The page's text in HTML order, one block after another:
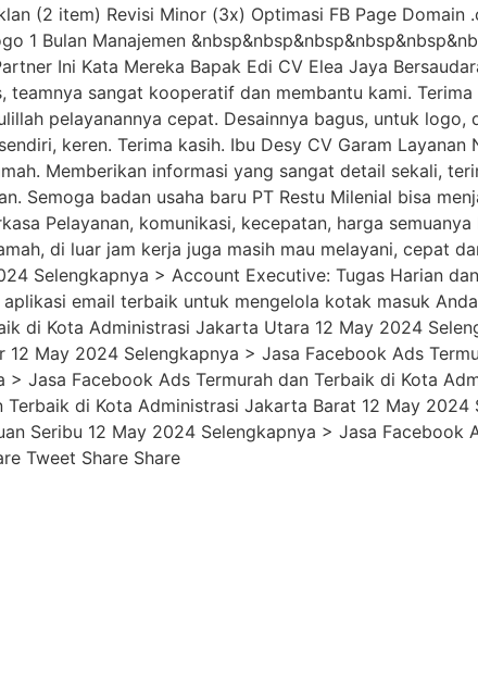
(2 item) Revisi Minor (3x) Optimasi FB Page Domain
1 Bulan Manajemen
Ini Kata Mereka Bapak Edi CV Elea Jaya
sangat kooperatif dan membantu kami.
pelayanannya cepat. Desainnya bagus, untuk logo,
keren. Terima kasih. Ibu Desy CV Garam Layanan
Memberikan informasi yang sangat detail sekali,
Semoga badan usaha baru PT Restu Milenial bisa
Pelayanan, komunikasi, kecepatan, harga
di luar jam kerja juga masih mau melayani, cepat
Selengkapnya > Account Executive: Tugas Harian
email terbaik untuk mengelola kotak masuk
di Kota Administrasi Jakarta Utara 12 May 2024
May 2024 Selengkapnya > Jasa Facebook Ads
Jasa Facebook Ads Termurah dan Terbaik di Kota
di Kota Administrasi Jakarta Barat 12 May
Seribu 12 May 2024 Selengkapnya > Jasa Facebook
Tweet Share Share